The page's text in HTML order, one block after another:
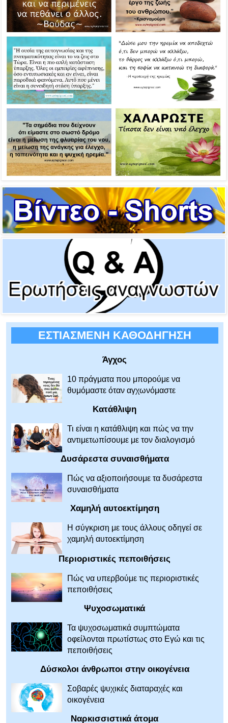
ΕΣΤΙΑΣΜΕΝΗ ΚΑΘΟΔΗΓΗΣΗ
Άγχος
10 πράγματα που μπορούμε να
θυμόμαστε όταν αγχωνόμαστε
Κατάθλιψη
Τι είναι η κατάθλιψη και πώς να την
αντιμετωπίσουμε με τον διαλογισμό
Δυσάρεστα συναισθήματα
Πώς να αξιοποιήσουμε τα δυσάρεστα
συναισθήματα
Χαμηλή αυτοεκτίμηση
Η σύγκριση με τους άλλους οδηγεί σε
χαμηλή αυτοεκτίμηση
Περιοριστικές πεποιθήσεις
Πώς να υπερβούμε τις περιοριστικές
πεποιθήσεις
Ψυχοσωματικά
Τα ψυχοσωματικά συμπτώματα
οφείλονται πρωτίστως στο Εγώ και τις
πεποιθήσεις
Δύσκολοι άνθρωποι στην οικογένεια
Σοβαρές ψυχικές διαταραχές και
οικογένεια
Ναρκισσιστικά άτομα